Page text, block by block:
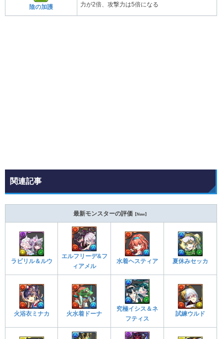
陰の加護
力が2倍、攻撃力は5倍になる
関連記事
最新モンスターの評価 【New】
ラビリル＆ルウ
エルフリーデ&フ
ィアメル
水着ヘスティア 夏休みセッカ
火浴衣ミナカ 火水着ドーナ
究極イシス＆ネ
フティス
試練ウルド